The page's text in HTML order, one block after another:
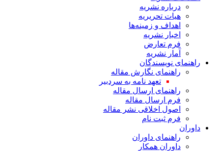
درباره نشریه
هیات تحریریه
اهداف و زمینه‌ها
اخبار نشریه
فرم تعارض
آمار نشریه
راهنمای نویسندگان
راهنمای نگارش مقاله
تعهد نامه به سردبیر
راهنمای ارسال مقاله
فرم ارسال مقاله
اصول اخلاقی نشر مقاله
فرم ثبت نام
داوران
راهنمای داوران
داوران همکار